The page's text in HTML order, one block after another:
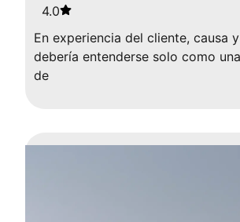
4.0
En experiencia del cliente, causa
debería entenderse solo como
de